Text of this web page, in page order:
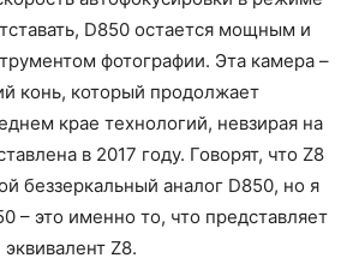
D850 остается мощным и
фотографии. Эта камера –
конь, который продолжает
крае технологий, невзирая на
в 2017 году. Говорят, что Z8
беззеркальный аналог D850, но я
– это именно то, что представляет
Z8.